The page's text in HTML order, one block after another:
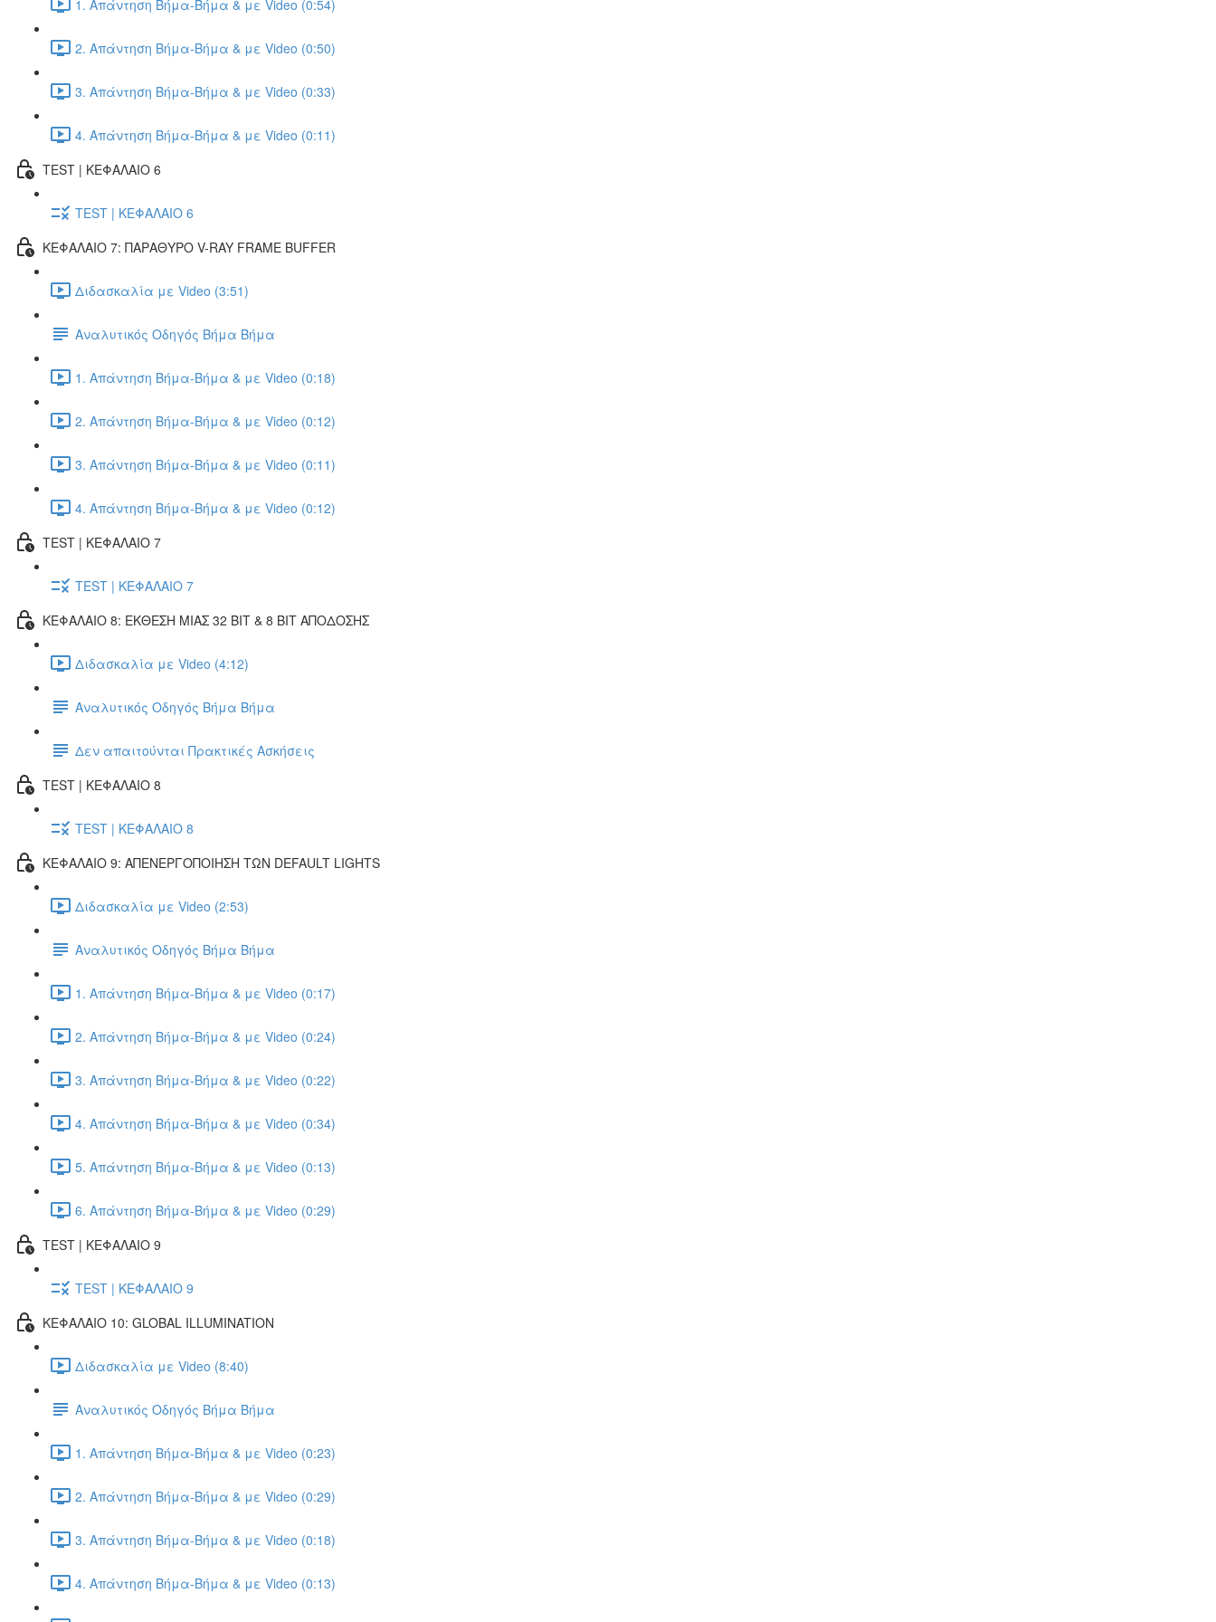
1. Απάντηση Βήμα-Βήμα & με Video (0:54)
2. Απάντηση Βήμα-Βήμα & με Video (0:50)
3. Απάντηση Βήμα-Βήμα & με Video (0:33)
4. Απάντηση Βήμα-Βήμα & με Video (0:11)
TEST | ΚΕΦΑΛΑΙΟ 6
TEST | ΚΕΦΑΛΑΙΟ 6
ΚΕΦΑΛΑΙΟ 7: ΠΑΡΑΘΥΡΟ V-RAY FRAME BUFFER
Διδασκαλία με Video (3:51)
Αναλυτικός Οδηγός Βήμα Βήμα
1. Απάντηση Βήμα-Βήμα & με Video (0:18)
2. Απάντηση Βήμα-Βήμα & με Video (0:12)
3. Απάντηση Βήμα-Βήμα & με Video (0:11)
4. Απάντηση Βήμα-Βήμα & με Video (0:12)
TEST | ΚΕΦΑΛΑΙΟ 7
TEST | ΚΕΦΑΛΑΙΟ 7
ΚΕΦΑΛΑΙΟ 8: ΕΚΘΕΣΗ ΜΙΑΣ 32 BIT & 8 BIT ΑΠΟΔΟΣΗΣ
Διδασκαλία με Video (4:12)
Αναλυτικός Οδηγός Βήμα Βήμα
Δεν απαιτούνται Πρακτικές Ασκήσεις
TEST | ΚΕΦΑΛΑΙΟ 8
TEST | ΚΕΦΑΛΑΙΟ 8
ΚΕΦΑΛΑΙΟ 9: ΑΠΕΝΕΡΓΟΠΟΙΗΣΗ ΤΩΝ DEFAULT LIGHTS
Διδασκαλία με Video (2:53)
Αναλυτικός Οδηγός Βήμα Βήμα
1. Απάντηση Βήμα-Βήμα & με Video (0:17)
2. Απάντηση Βήμα-Βήμα & με Video (0:24)
3. Απάντηση Βήμα-Βήμα & με Video (0:22)
4. Απάντηση Βήμα-Βήμα & με Video (0:34)
5. Απάντηση Βήμα-Βήμα & με Video (0:13)
6. Απάντηση Βήμα-Βήμα & με Video (0:29)
TEST | ΚΕΦΑΛΑΙΟ 9
TEST | ΚΕΦΑΛΑΙΟ 9
ΚΕΦΑΛΑΙΟ 10: GLOBAL ILLUMINATION
Διδασκαλία με Video (8:40)
Αναλυτικός Οδηγός Βήμα Βήμα
1. Απάντηση Βήμα-Βήμα & με Video (0:23)
2. Απάντηση Βήμα-Βήμα & με Video (0:29)
3. Απάντηση Βήμα-Βήμα & με Video (0:18)
4. Απάντηση Βήμα-Βήμα & με Video (0:13)